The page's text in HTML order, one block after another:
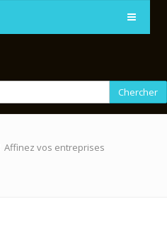
Chercher
Affinez vos entreprises